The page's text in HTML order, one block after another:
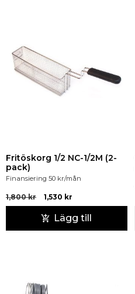
Fritöskorg 1/2 NC-1/2M (2-
pack)
Finansiering 50 kr/mån
1,800kr 1,530 kr
Lägg till